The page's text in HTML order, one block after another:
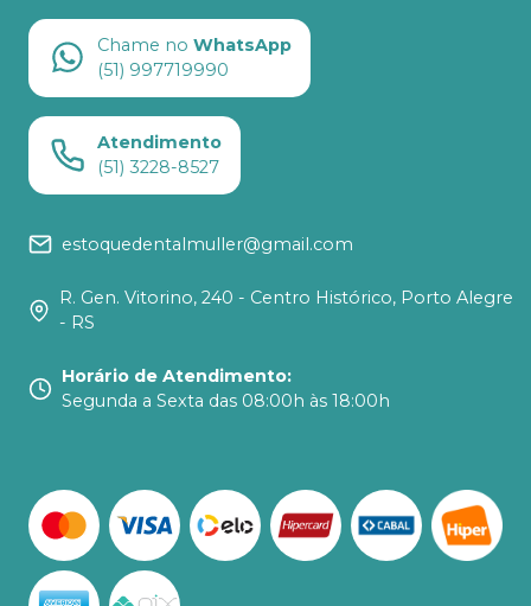
Chame no WhatsApp
(51) 997719990
Atendimento
(51) 3228-8527
estoquedentalmuller@gmail.com
R. Gen. Vitorino, 240 - Centro Histórico, Porto Alegre
- RS
Horário de Atendimento:
Segunda a Sexta das 08:00h às 18:00h